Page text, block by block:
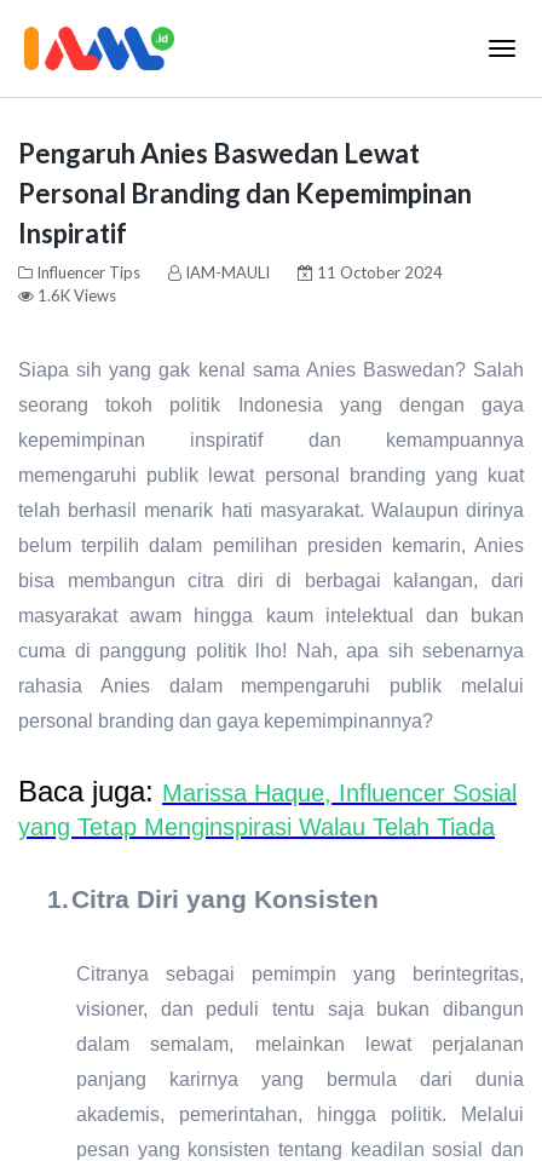
Pengaruh Anies Baswedan Lewat
Personal Branding dan Kepemimpinan
Inspiratif
Influencer Tips IAM-MAULI
11 October 2024
1.6K Views
Siapa sih yang gak kenal sama Anies Baswedan? Salah
seorang tokoh politik Indonesia yang dengan gaya
kepemimpinan inspiratif dan kemampuannya
memengaruhi publik lewat personal branding yang kuat
telah berhasil menarik hati masyarakat. Walaupun dirinya
belum terpilih dalam pemilihan presiden kemarin, Anies
bisa membangun citra diri di berbagai kalangan, dari
masyarakat awam hingga kaum intelektual dan bukan
cuma di panggung politik lho! Nah, apa sih sebenarnya
rahasia Anies dalam mempengaruhi publik melalui
personal branding dan gaya kepemimpinannya?
Baca juga: Marissa Haque, Influencer Sosial
yang Tetap Menginspirasi Walau Telah Tiada
1.Citra Diri yang Konsisten
Citranya sebagai pemimpin yang berintegritas,
visioner, dan peduli tentu saja bukan dibangun
dalam semalam, melainkan lewat perjalanan
panjang karirnya yang bermula dari dunia
akademis, pemerintahan, hingga politik. Melalui
pesan yang konsisten tentang keadilan sosial dan